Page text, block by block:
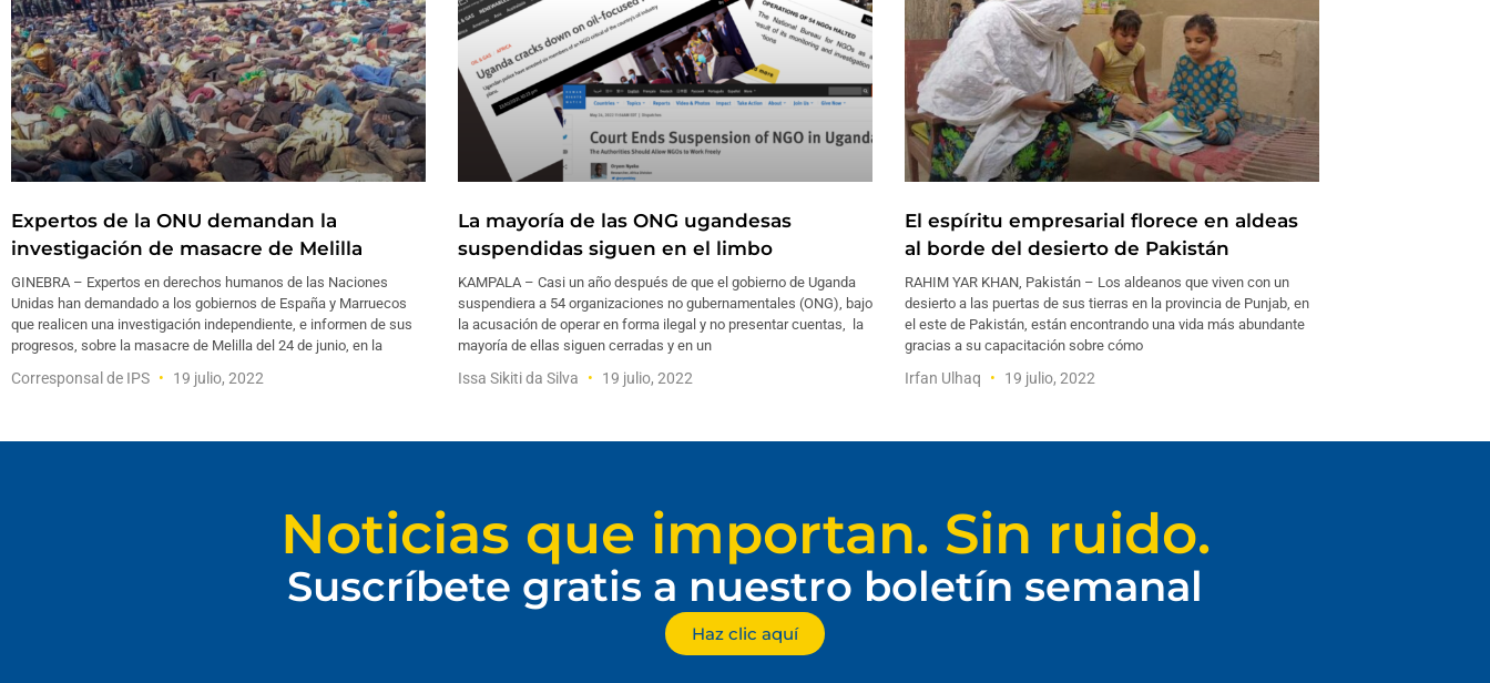
Expertos de la ONU demandan la
investigación de masacre de Melilla
GINEBRA – Expertos en derechos humanos de las Naciones
Unidas han demandado a los gobiernos de España y Marruecos
que realicen una investigación independiente, e informen de sus
progresos, sobre la masacre de Melilla del 24 de junio, en la
Corresponsal de IPS 19 julio, 2022
La mayoría de las ONG ugandesas
suspendidas siguen en el limbo
KAMPALA – Casi un año después de que el gobierno de Uganda
suspendiera a 54 organizaciones no gubernamentales (ONG), bajo
la acusación de operar en forma ilegal y no presentar cuentas, la
mayoría de ellas siguen cerradas y en un
Issa Sikiti da Silva 19 julio, 2022
El espíritu empresarial florece en aldeas
al borde del desierto de Pakistán
RAHIM YAR KHAN, Pakistán – Los aldeanos que viven con un
desierto a las puertas de sus tierras en la provincia de Punjab, en
el este de Pakistán, están encontrando una vida más abundante
gracias a su capacitación sobre cómo
Irfan Ulhaq 19 julio, 2022
Noticias que importan. Sin ruido.
Suscríbete gratis a nuestro boletín semanal
Haz clic aquí